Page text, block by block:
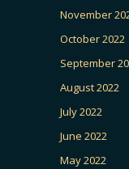
November
October 2022
September
August 2022
July 2022
June 2022
May 2022